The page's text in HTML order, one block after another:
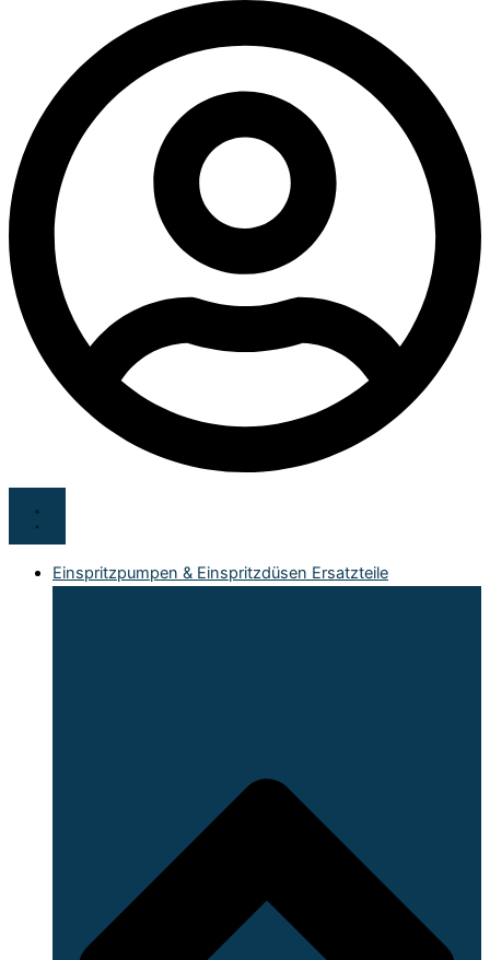
Einspritzpumpen & Einspritzdüsen Ersatzteile